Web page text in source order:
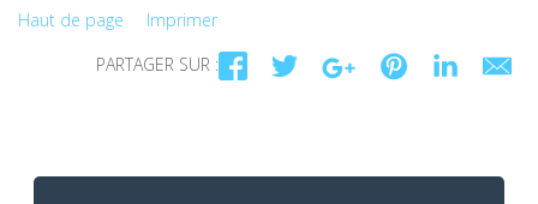
Haut de page
Imprimer
PARTAGER SUR :